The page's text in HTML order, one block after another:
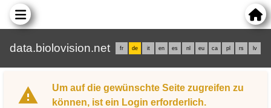
data.biolovision.net fr de it en es nl eu ca pl rs lv
Um auf die gewünschte Seite zugreifen zu
können, ist ein Login erforderlich.